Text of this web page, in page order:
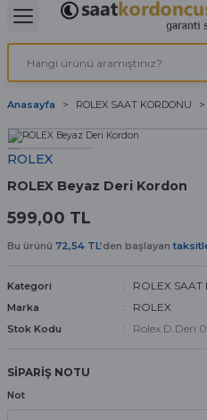
Geri Dön
& ELEKTİRİK
Geri Dön
ve Cihaz Pilleri
ÇEŞİTLERİ
Geri Dön
Geri Dön
Kordon Çeşitleri
saat kordonu
Kordonları
Anasayfa ROLEX SAAT KORDONU
ROLEX
ROLEX Beyaz Deri Kordon
599,00 TL
Bu ürünü 72,54 TL’den başlayan
Kategori ROLEX
Marka ROLEX
Stok Kodu Rolex.D.Deri
SİPARİŞ NOTU
Not